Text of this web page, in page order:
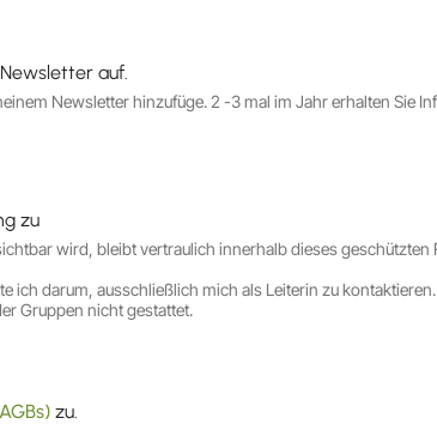
auf.
Newsletter hinzufüge. 2 -3 mal im Jahr erhalten Sie
zu
wird, bleibt vertraulich innerhalb dieses geschützten
ich darum, ausschließlich mich als Leiterin zu kontaktieren.
Gruppen nicht gestattet.
zu.